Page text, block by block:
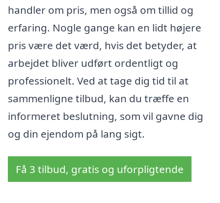
handler om pris, men også om tillid og
erfaring. Nogle gange kan en lidt højere
pris være det værd, hvis det betyder, at
arbejdet bliver udført ordentligt og
professionelt. Ved at tage dig tid til at
sammenligne tilbud, kan du træffe en
informeret beslutning, som vil gavne dig
og din ejendom på lang sigt.
Få 3 tilbud, gratis og uforpligtende